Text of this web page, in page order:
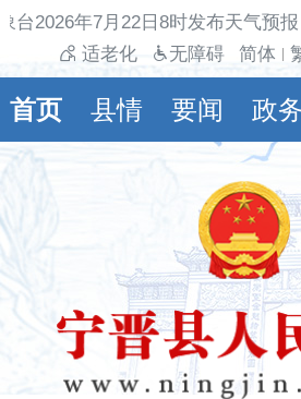
台2026年7月22日8时发布天气预
适老化
无障碍 简体
首页 县情 要闻 政